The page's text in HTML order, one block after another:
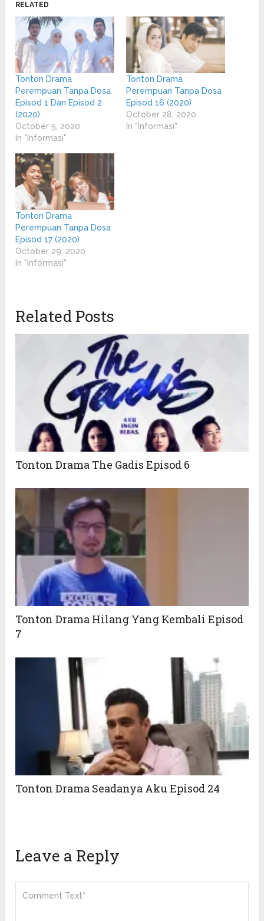
new
window)window)
RELATED
Tonton Drama
Perempuan Tanpa Dosa
Episod 1 Dan Episod 2
(2020)
October 5, 2020
In "Informasi"
Tonton Drama
Perempuan Tanpa Dosa
Episod 16 (2020)
October 28, 2020
In "Informasi"
Tonton Drama
Perempuan Tanpa Dosa
Episod 17 (2020)
October 29, 2020
In "Informasi"
Related Posts
Tonton Drama The Gadis Episod 6
Tonton Drama Hilang Yang Kembali Episod
7
Tonton Drama Seadanya Aku Episod 24
Leave a Reply